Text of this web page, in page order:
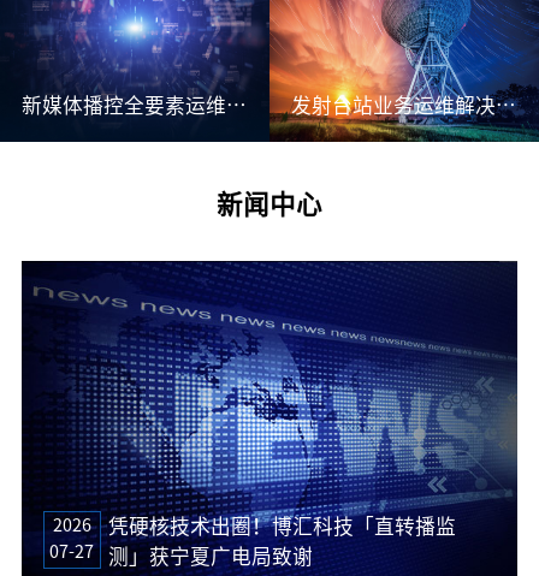
新媒体播控全要素运维解决方案 发射台站业务运维解决方案
新闻中心
2026
07-27
凭硬核技术出圈！博汇科技「直转播监
测」获宁夏广电局致谢